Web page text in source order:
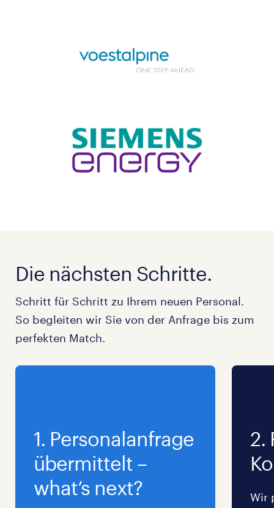
Die nächsten Schritte.
Schritt für Schritt zu Ihrem neuen Personal.
So begleiten wir Sie von der Anfrage bis zum
perfekten Match.
1. Personalanfrage
übermittelt –
what’s next?
2.
Wir